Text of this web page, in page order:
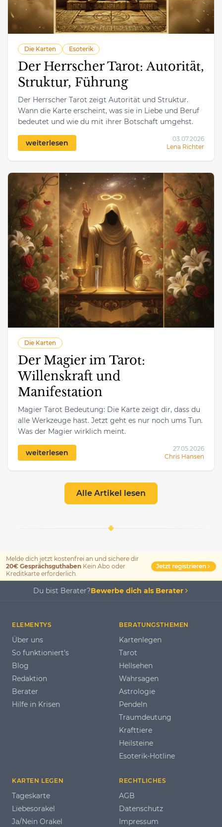
Die Karten Esoterik
Der Herrscher Tarot: Autorität,
Struktur, Führung
Der Herrscher Tarot zeigt Autorität und Struktur.
Wann die Karte erscheint, was sie in Liebe und Beruf
bedeutet und wie du mit ihrer Botschaft umgehst.
weiterlesen
03.07.2026
Lena Richter
Die Karten
Der Magier im Tarot:
Willenskraft und
Manifestation
Magier Tarot Bedeutung: Die Karte zeigt dir, dass du
alle Werkzeuge hast. Jetzt geht es nur noch ums Tun.
Was der Magier wirklich meint.
weiterlesen
27.05.2026
Chris Hansen
Alle Artikel lesen
Melde dich jetzt kostenfrei an und sichere dir
20€ Gesprächsguthaben Kein Abo oder
Kreditkarte erforderlich.
Jetzt registrieren
Du bist Berater?Bewerbe dich als Berater
ELEMENTYS
Über uns
So funktioniert's
Blog
Redaktion
Berater
Hilfe in Krisen
BERATUNGSTHEMEN
Kartenlegen
Tarot
Hellsehen
Wahrsagen
Astrologie
Pendeln
Traumdeutung
Krafttiere
Heilsteine
Esoterik-Hotline
KARTEN LEGEN
Tageskarte
Liebesorakel
Ja/Nein Orakel
RECHTLICHES
AGB
Datenschutz
Impressum